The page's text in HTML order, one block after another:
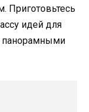
Приготовьтесь
идей для
панорамными